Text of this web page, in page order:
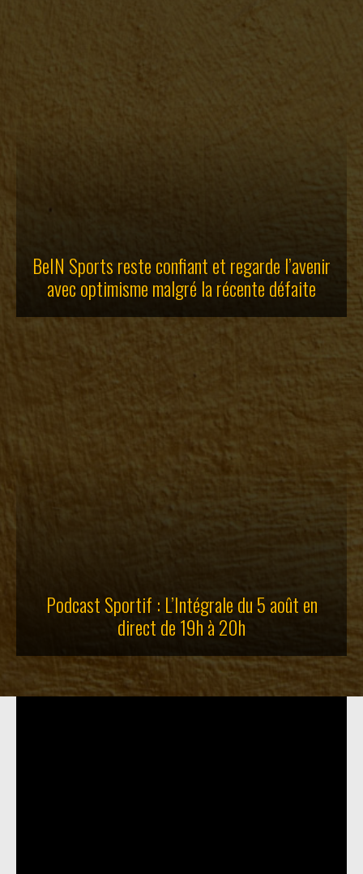
BeIN Sports reste confiant et regarde l’avenir
avec optimisme malgré la récente défaite
Podcast Sportif : L’Intégrale du 5 août en
direct de 19h à 20h